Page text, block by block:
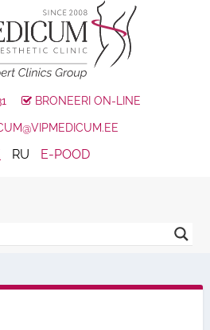
BRONEERI ON-LINE
RU E-POOD